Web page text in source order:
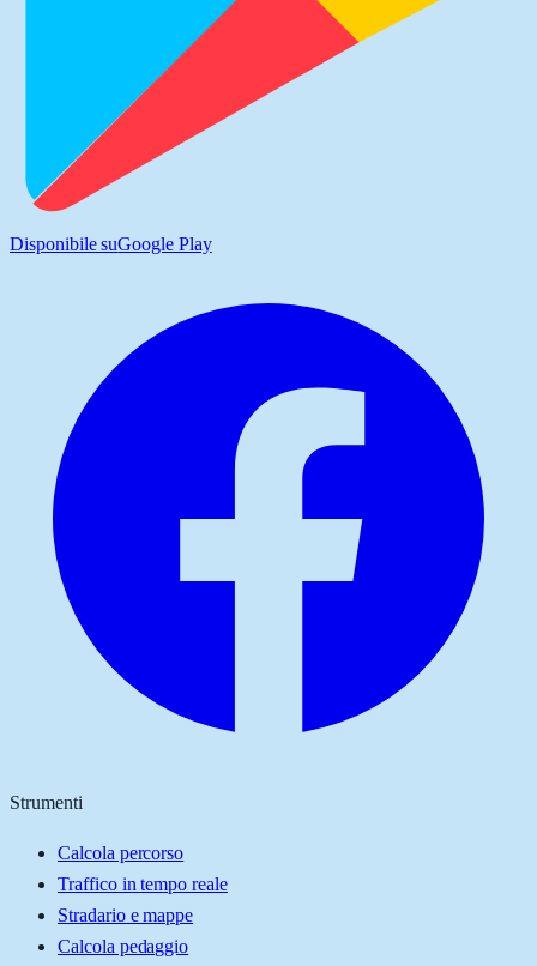
Disponibile suGoogle Play
Strumenti
Calcola percorso
Traffico in tempo reale
Stradario e mappe
Calcola pedaggio